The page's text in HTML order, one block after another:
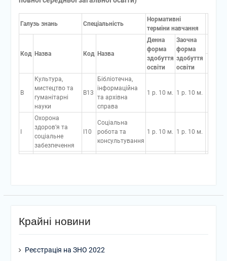
Галузь знань Спеціальність
Нормативні
терміни навчання
Код Назва Код Назва
Денна
форма
здобуття
освіти
Заочна
форма
здобуття
освіти
B
Культура,
мистецтво та
гуманітарні
науки
B13
Бібліотечна,
інформаційна
та архівна
справа
1 р. 10 м. 1 р. 10 м.
Охорона
здоров’я та
соціальне
забезпечення
I10
Соціальна
робота та
консультування
1 р. 10 м. 1 р. 10 м.
Крайні новини
Реєстрація на ЗНО 2022